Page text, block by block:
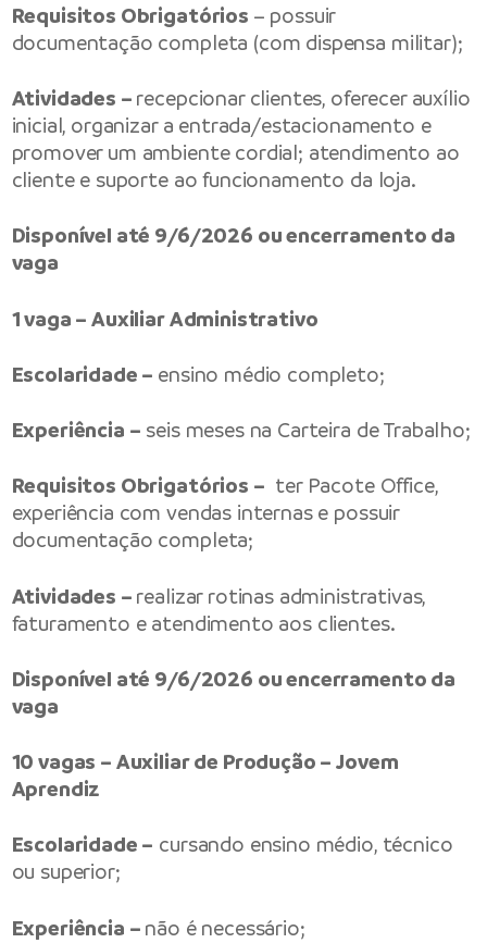
Requisitos Obrigatórios – possuir
documentação completa (com dispensa militar);
Atividades – recepcionar clientes, oferecer auxílio
inicial, organizar a entrada/estacionamento e
promover um ambiente cordial; atendimento ao
cliente e suporte ao funcionamento da loja.
Disponível até 9/6/2026 ou encerramento da
vaga
1 vaga – Auxiliar Administrativo
Escolaridade – ensino médio completo;
Experiência – seis meses na Carteira de Trabalho;
Requisitos Obrigatórios – ter Pacote Office,
experiência com vendas internas e possuir
documentação completa;
Atividades – realizar rotinas administrativas,
faturamento e atendimento aos clientes.
Disponível até 9/6/2026 ou encerramento da
vaga
10 vagas – Auxiliar de Produção – Jovem
Aprendiz
Escolaridade – cursando ensino médio, técnico
ou superior;
Experiência – não é necessário;